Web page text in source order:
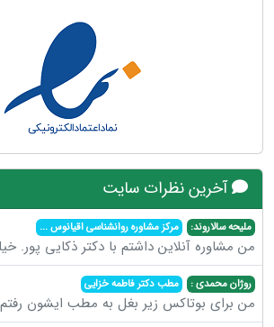
آخرین نظرات سایت
ملیحه سالاروند: مرکز مشاوره روانشناسی اقیانوس...
من مشاوره آنلاین داشتم با دکتر ذکایی پور.
روژان محمدی : مطب دکتر فاطمه خزایی
من برای بوتاکس زیر بغل به مطب ایشون